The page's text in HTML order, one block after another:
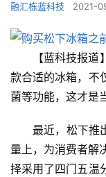
融汇栋蓝科技 2021-
【蓝科技报
款合适的冰箱，不
菌等功能，这才是
最近，松下推
量上，为消费者解
择采用了四门五温